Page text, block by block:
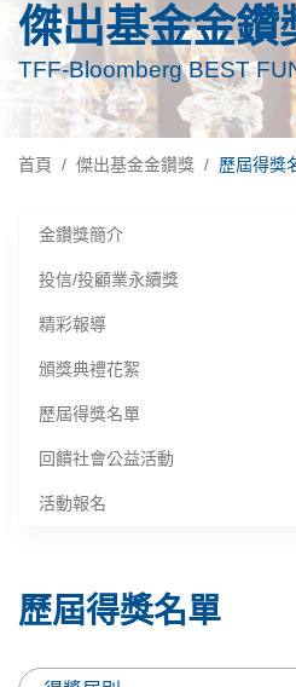
傑出基金金鑽
TFF-Bloomberg BEST
首頁 傑出基金金鑽獎 歷屆得獎
金鑽獎簡介
投信/投顧業永續獎
精彩報導
頒獎典禮花絮
歷屆得獎名單
回饋社會公益活動
活動報名
歷屆得獎名單